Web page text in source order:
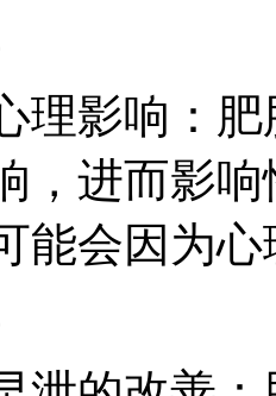
影响：肥
，进而影
能会因为